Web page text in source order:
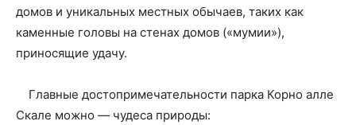
домов и уникальных местных обычаев, таких как
каменные головы на стенах домов («мумии»),
приносящие удачу.
Главные достопримечательности парка Корно алле
Скале можно — чудеса природы: